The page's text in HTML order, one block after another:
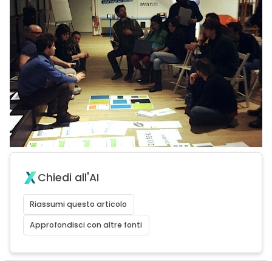
Chiedi all'AI
Riassumi questo articolo
Approfondisci con altre fonti